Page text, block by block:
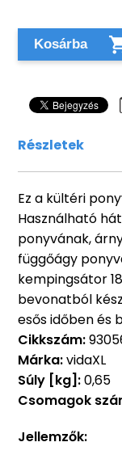
Kosárba
Részletek
Ez a kültéri
Használható
ponyvának,
függőágy
kempingsátor
bevonatból
esős időben és
Cikkszám:
Márka:vidaXL
Súly [kg]:0,65
Csomagok
Jellemzők: